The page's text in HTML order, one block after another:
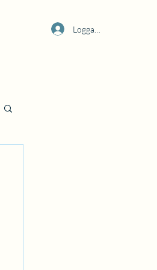
Logga in